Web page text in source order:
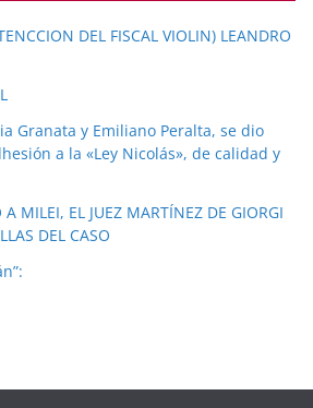
DEL FISCAL VIOLIN) LEANDRO
Granata y Emiliano Peralta, se dio
a la «Ley Nicolás», de calidad y
MILEI, EL JUEZ MARTÍNEZ DE GIORGI
DEL CASO